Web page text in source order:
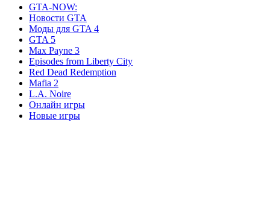
GTA-NOW:
Новости GTA
Моды для GTA 4
GTA 5
Max Payne 3
Episodes from Liberty City
Red Dead Redemption
Mafia 2
L.A. Noire
Онлайн игры
Новые игры